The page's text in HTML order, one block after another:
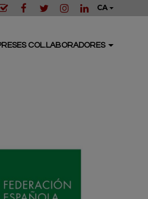
CA
COL.LABORADORES